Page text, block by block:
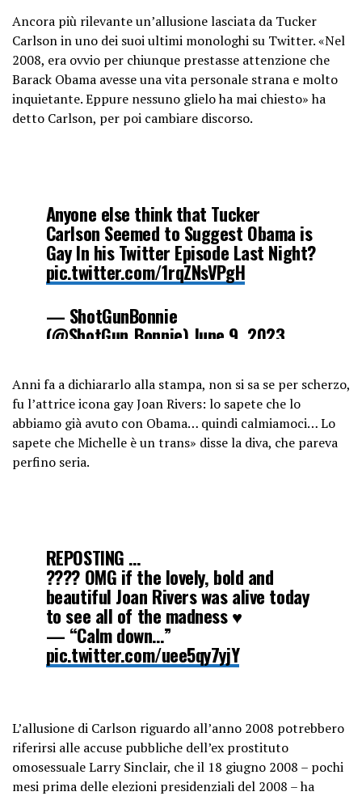
Ancora più rilevante un’allusione lasciata da Tucker
Carlson in uno dei suoi ultimi monologhi su Twitter. «Nel
2008, era ovvio per chiunque prestasse attenzione che
Barack Obama avesse una vita personale strana e molto
inquietante. Eppure nessuno glielo ha mai chiesto» ha
detto Carlson, per poi cambiare discorso.
Anyone else think that Tucker
Carlson Seemed to Suggest Obama is
Gay In his Twitter Episode Last Night?
pic.twitter.com/1rqZNsVPgH
— ShotGunBonnie
(@ShotGun_Bonnie) June 9, 2023
Anni fa a dichiararlo alla stampa, non si sa se per scherzo,
fu l’attrice icona gay Joan Rivers: lo sapete che lo
abbiamo già avuto con Obama… quindi calmiamoci… Lo
sapete che Michelle è un trans» disse la diva, che pareva
perfino seria.
REPOSTING …
???? OMG if the lovely, bold and
beautiful Joan Rivers was alive today
to see all of the madness ♥️
— “Calm down…”
pic.twitter.com/uee5qy7yjY
2023
L’allusione di Carlson riguardo all’anno 2008 potrebbero
riferirsi alle accuse pubbliche dell’ex prostituto
omosessuale Larry Sinclair, che il 18 giugno 2008 – pochi
mesi prima delle elezioni presidenziali del 2008 – ha